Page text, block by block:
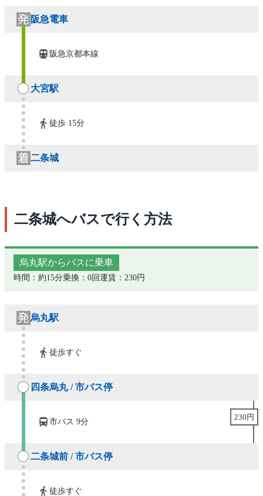
阪急電車
阪急京都本線
大宮駅
徒歩 15分
二条城
二条城へバスで行く方法
烏丸駅からバスに乗車
時間：約15分乗換：0回運賃：230円
烏丸駅
徒歩すぐ
四条烏丸 / 市バス停
市バス 9分
230円
二条城前 / 市バス停
徒歩すぐ